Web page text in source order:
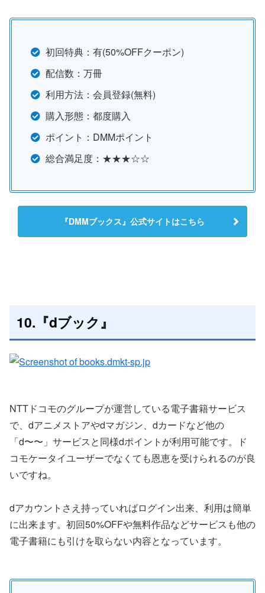
初回特典：有(50%OFFクーポン)
配信数：万冊
利用方法：会員登録(無料)
購入形態：都度購入
ポイント：DMMポイント
総合満足度：★★★☆☆
『DMMブックス』公式サイトはこちら
10.『dブック』
NTTドコモのグループが運営している電子書籍サービス
で、dアニメストアやdマガジン、dカードなど他の
「d〜〜」サービスと同様dポイントが利用可能です。ド
コモケータイユーザーでなくても恩恵を受けられるのが良
いですね。
dアカウントさえ持っていればログイン出来、利用は簡単
に出来ます。初回50%OFFや無料作品などサービスも他の
電子書籍にも引けを取らない内容となっています。